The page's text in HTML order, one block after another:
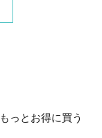
っとお得に買う